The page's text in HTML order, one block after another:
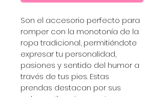
Son el accesorio perfecto para
romper con la monotonía de la
ropa tradicional, permitiéndote
expresar tu personalidad,
pasiones y sentido del humor a
través de tus pies. Estas
prendas destacan por sus